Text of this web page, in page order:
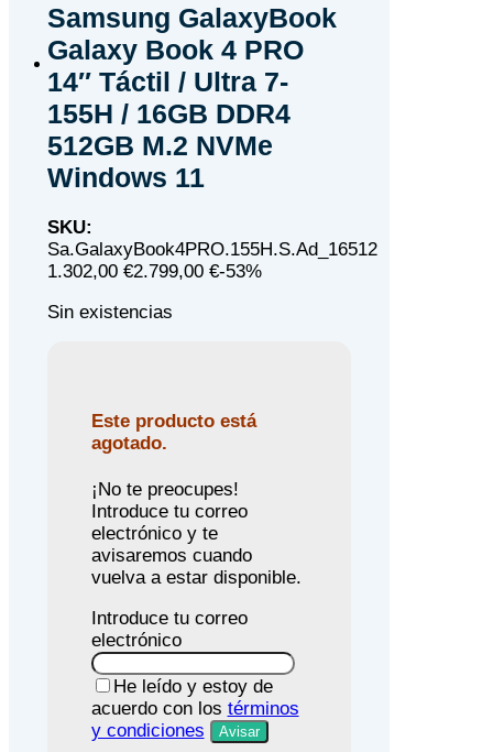
Samsung GalaxyBook
Galaxy Book 4 PRO
14″ Táctil / Ultra 7-
155H / 16GB DDR4
512GB M.2 NVMe
Windows 11
SKU:
Sa.GalaxyBook4PRO.155H.S.Ad_16512
1.302,00 €2.799,00 €-53%
Sin existencias
Este producto está
agotado.
¡No te preocupes!
Introduce tu correo
electrónico y te
avisaremos cuando
vuelva a estar disponible.
Introduce tu correo
electrónico
He leído y estoy de
acuerdo con los términos
y condiciones